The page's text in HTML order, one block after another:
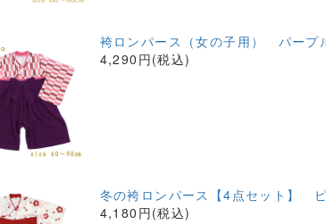
袴ロンパース（女の子用） パープ
4,290円(税込)
冬の袴ロンパース【4点セット】
4,180円(税込)